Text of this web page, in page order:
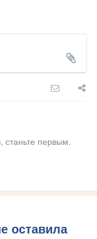
станьте первым.
оставила